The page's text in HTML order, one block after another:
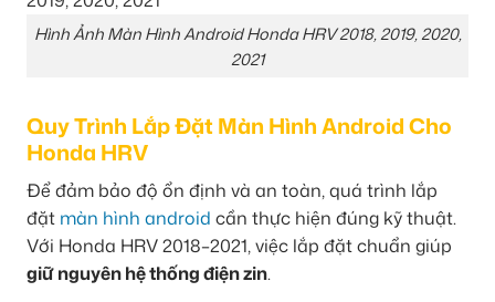
Hình Ảnh Màn Hình Android Honda HRV 2018, 2019, 2020,
2021
Quy Trình Lắp Đặt Màn Hình Android Cho
Honda HRV
Để đảm bảo độ ổn định và an toàn, quá trình lắp
đặt màn hình android cần thực hiện đúng kỹ thuật.
Với Honda HRV 2018–2021, việc lắp đặt chuẩn giúp
giữ nguyên hệ thống điện zin.